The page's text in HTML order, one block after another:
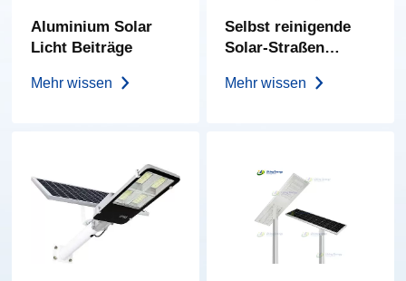
Aluminium Solar
Licht Beiträge
Mehr wissen
Selbst reinigende
Solar-Straßen
Serie
Mehr wissen